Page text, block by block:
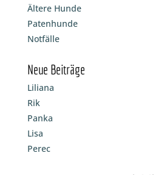
Ältere Hunde
Patenhunde
Notfälle
Neue Beiträge
Liliana
Rik
Panka
Lisa
Perec